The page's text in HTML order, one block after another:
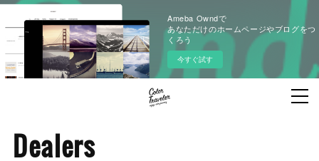
Ameba Owndで
あなただけのホームページやブログをつ
くろう
今すぐ試す
Dealers